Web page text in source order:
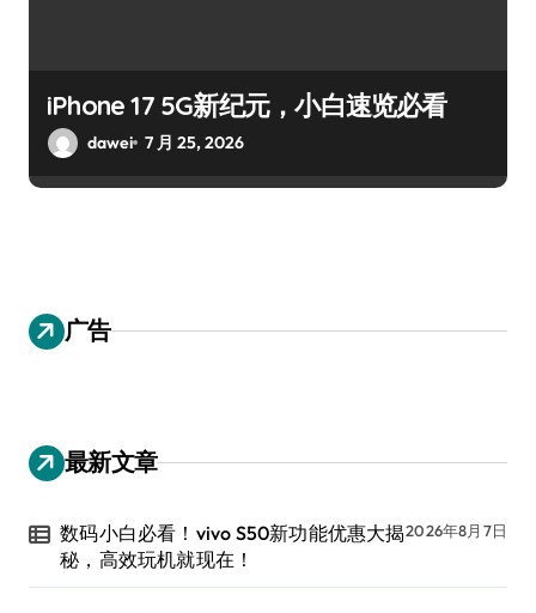
iPhone 17 5G新纪元，小白速览必看
dawei 7 月 25, 2026
广告
最新文章
数码小白必看！vivo S50新功能优惠大揭
秘，高效玩机就现在！
2026年8月7日